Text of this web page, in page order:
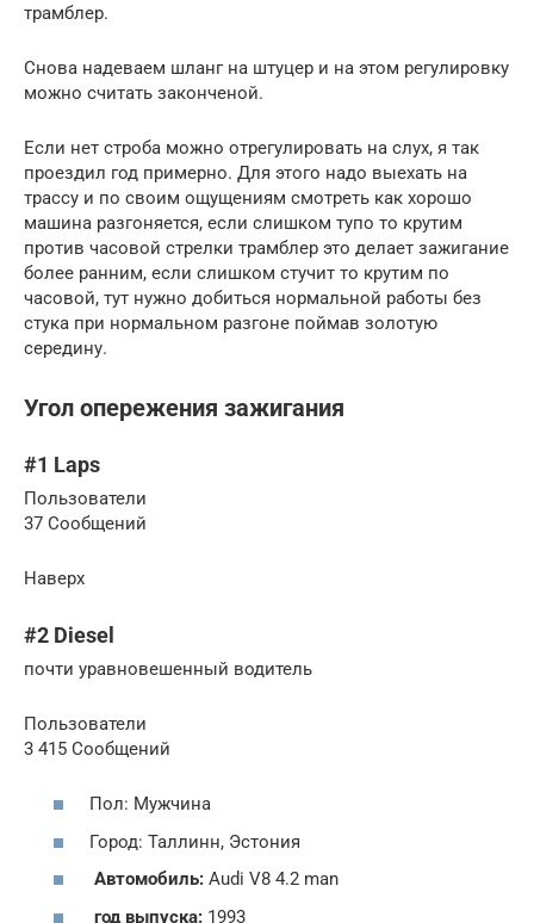
трамблер.
Снова надеваем шланг на штуцер и на этом регулировку
можно считать законченой.
Если нет строба можно отрегулировать на слух, я так
проездил год примерно. Для этого надо выехать на
трассу и по своим ощущениям смотреть как хорошо
машина разгоняется, если слишком тупо то крутим
против часовой стрелки трамблер это делает зажигание
более ранним, если слишком стучит то крутим по
часовой, тут нужно добиться нормальной работы без
стука при нормальном разгоне поймав золотую
середину.
Угол опережения зажигания
#1 Laps
Пользователи
37 Cообщений
Наверх
#2 Diesel
почти уравновешенный водитель
Пользователи
3 415 Cообщений
Пол: Мужчина
Город: Таллинн, Эстония
Автомобиль: Audi V8 4.2 man
год выпуска: 1993